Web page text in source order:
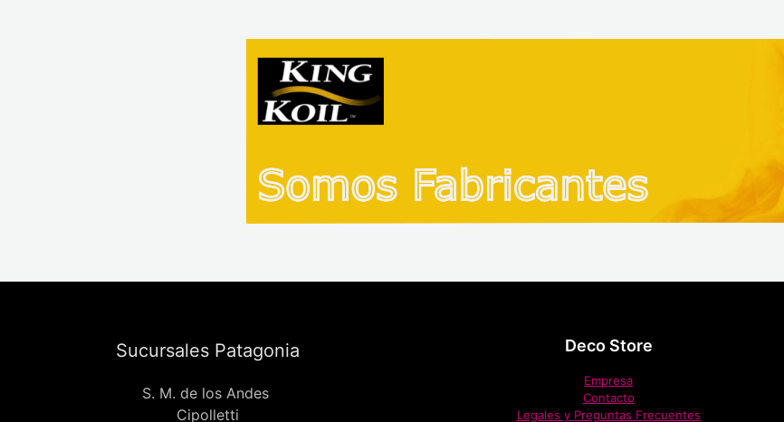
Sucursales Patagonia
S. M. de los Andes
Cipolletti
Deco Store
Empresa
Contacto
Legales y Preguntas Frecuentes